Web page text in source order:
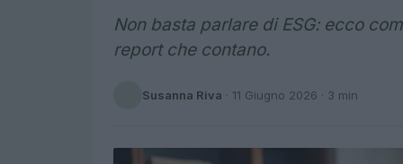
Non basta parlare di ESG: ecco
report che contano.
Susanna Riva · 11 Giugno 2026 · 3 min